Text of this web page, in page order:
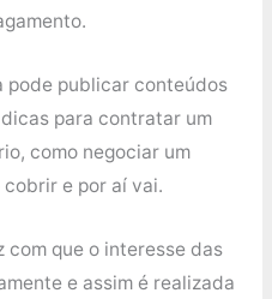
pode publicar conteúdos
para contratar um
como negociar um
e por aí vai.
com que o interesse das
e assim é realizada